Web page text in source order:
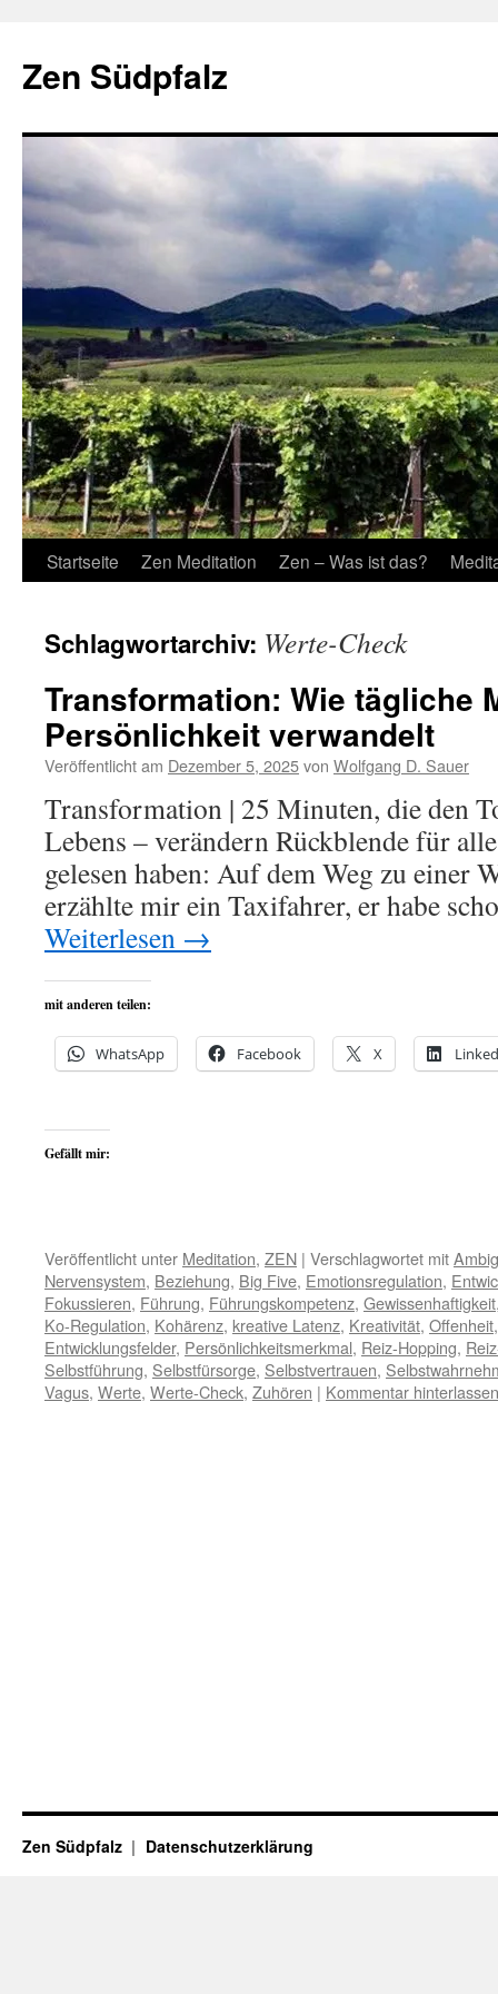
springen
Zen Südpfalz
Startseite Zen Meditation Zen – Was ist das?
Schlagwortarchiv: Werte-Check
Transformation: Wie tägliche
Persönlichkeit verwandelt
Veröffentlicht am Dezember 5, 2025von Wolfgang D. Sauer
Transformation | 25 Minuten, die den
Lebens – verändern Rückblende für
gelesen haben: Auf dem Weg zu einer
erzählte mir ein Taxifahrer, er habe
Weiterlesen →
mit anderen teilen:
WhatsApp Facebook X
Gefällt mir:
Veröffentlicht unter Meditation, ZEN | Verschlagwortet mit
Nervensystem, Beziehung, Big Five, Emotionsregulation,
Fokussieren, Führung, Führungskompetenz, Gewissenhaftigkeit
Ko-Regulation, Kohärenz, kreative Latenz, Kreativität, Offenheit
Entwicklungsfelder, Persönlichkeitsmerkmal, Reiz-Hopping,
Selbstführung, Selbstfürsorge, Selbstvertrauen,
Vagus, Werte, Werte-Check, Zuhören | Kommentar hinterlassen
Zen Südpfalz Datenschutzerklärung